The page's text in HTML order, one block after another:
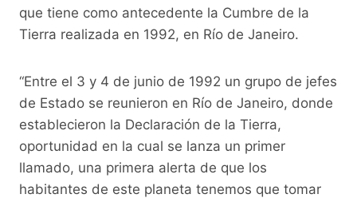
que tiene como antecedente la Cumbre de la
Tierra realizada en 1992, en Río de Janeiro.
“Entre el 3 y 4 de junio de 1992 un grupo de jefes
de Estado se reunieron en Río de Janeiro, donde
establecieron la Declaración de la Tierra,
oportunidad en la cual se lanza un primer
llamado, una primera alerta de que los
habitantes de este planeta tenemos que tomar